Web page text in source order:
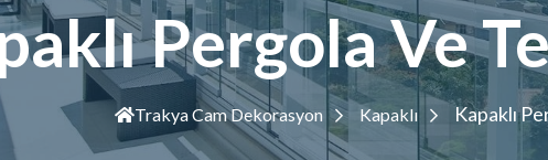
Pergola Ve
Trakya Cam Dekorasyon Kapaklı Kapaklı